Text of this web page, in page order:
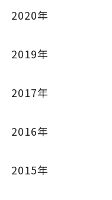
2020年
2019年
2017年
2016年
2015年